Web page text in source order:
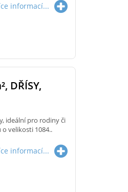
informací...
, DŘÍSY,
ideální pro rodiny či
velikosti 1084..
informací...